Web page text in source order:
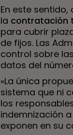
En este
la contratación
para cubrir
de fijos. Las
control sobre
datos del
«La única
sistema que ni
los
indemnización
exponen en su